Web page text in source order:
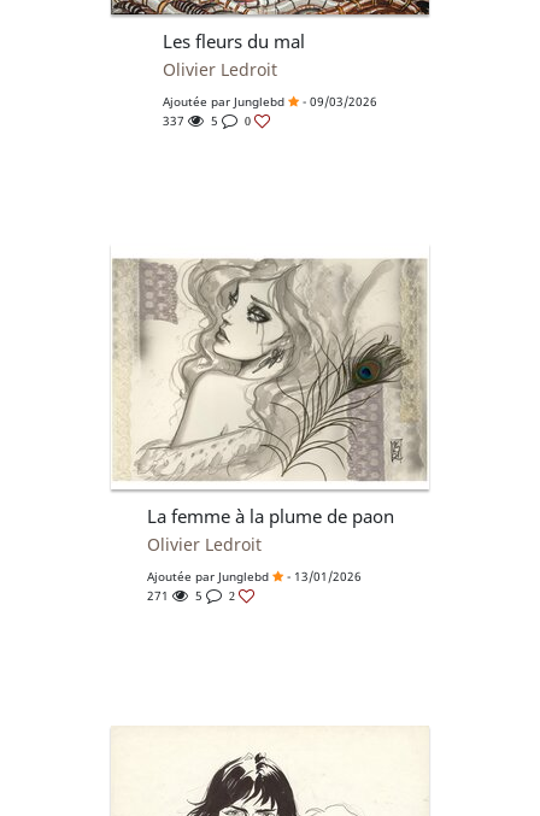
Les fleurs du mal
Olivier Ledroit
Ajoutée par Junglebd
- 09/03/2026
337
5 0
La femme à la plume de paon
Olivier Ledroit
Ajoutée par Junglebd
- 13/01/2026
271
5 2